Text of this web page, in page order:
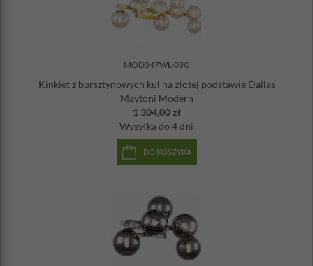
MOD547WL-09G
Kinkiet z bursztynowych kul na złotej podstawie Dallas
Maytoni Modern
1 304,00 zł
Wysyłka do 4 dni
DO KOSZYKA